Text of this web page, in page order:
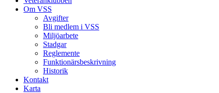
Om VSS
Avgifter
Bli medlem i VSS
Miljöarbete
Stadgar
Reglemente
Funktionärsbeskrivning
Historik
Kontakt
Karta